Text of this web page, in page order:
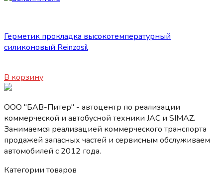
Герметик прокладка высокотемпературный
силиконовый Reinzosil
В корзину
ООО "БАВ-Питер" - автоцентр по реализации
коммерческой и автобусной техники JAC и SIMAZ.
Занимаемся реализацией коммерческого транспорта
продажей запасных частей и сервисным обслуживаем
автомобилей c 2012 года.
Категории товаров